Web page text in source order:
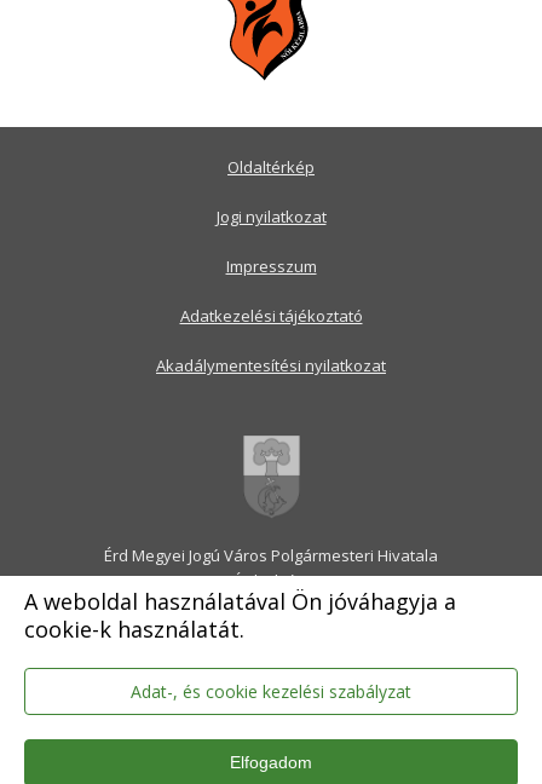
A weboldal használatával Ön jóváhagyja a
cookie-k használatát.
Adat-, és cookie kezelési szabályzat
Elfogadom
Érd Megyei Jogú Város Polgármesteri Hivatala
2030 Érd, Alsó utca 1.
Levélcím: 2031 Érd, Pf.: 31
E-mail:onkormanyzat@erd.hu
Telefonközpont:06-23-522-300
Ügyfélszolgálat:06-23-522-301
Hivatali Kapu: ERDPH
KRID szám: 707189964
Oldaltérkép
Jogi nyilatkozat
Impresszum
Adatkezelési tájékoztató
Akadálymentesítési nyilatkozat